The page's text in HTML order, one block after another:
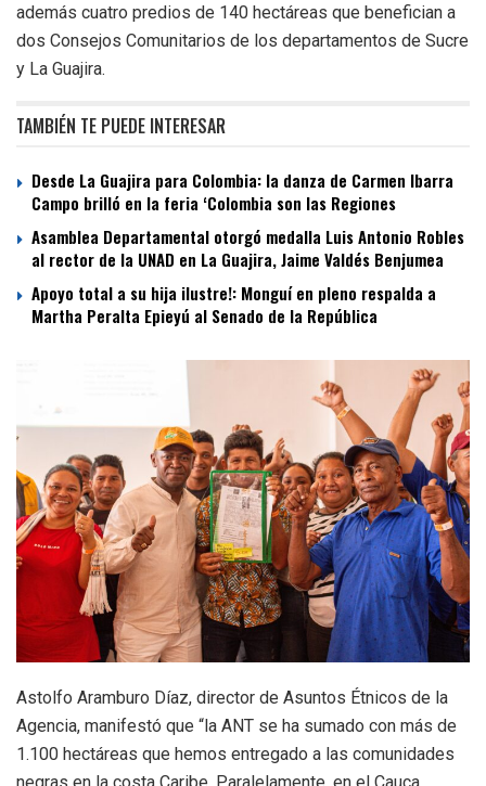
además cuatro predios de 140 hectáreas que benefician a
dos Consejos Comunitarios de los departamentos de Sucre
y La Guajira.
TAMBIÉN TE PUEDE INTERESAR
Desde La Guajira para Colombia: la danza de Carmen Ibarra
Campo brilló en la feria ‘Colombia son las Regiones
Asamblea Departamental otorgó medalla Luis Antonio Robles
al rector de la UNAD en La Guajira, Jaime Valdés Benjumea
Apoyo total a su hija ilustre!: Monguí en pleno respalda a
Martha Peralta Epieyú al Senado de la República
Astolfo Aramburo Díaz, director de Asuntos Étnicos de la
Agencia, manifestó que “la ANT se ha sumado con más de
1.100 hectáreas que hemos entregado a las comunidades
negras en la costa Caribe. Paralelamente, en el Cauca